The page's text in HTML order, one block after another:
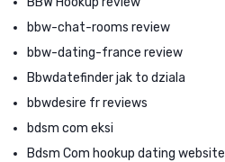
bbw-chat-rooms review
bbw-dating-france review
Bbwdatefinder jak to dziala
bbwdesire fr reviews
bdsm com eksi
Bdsm Com hookup dating website